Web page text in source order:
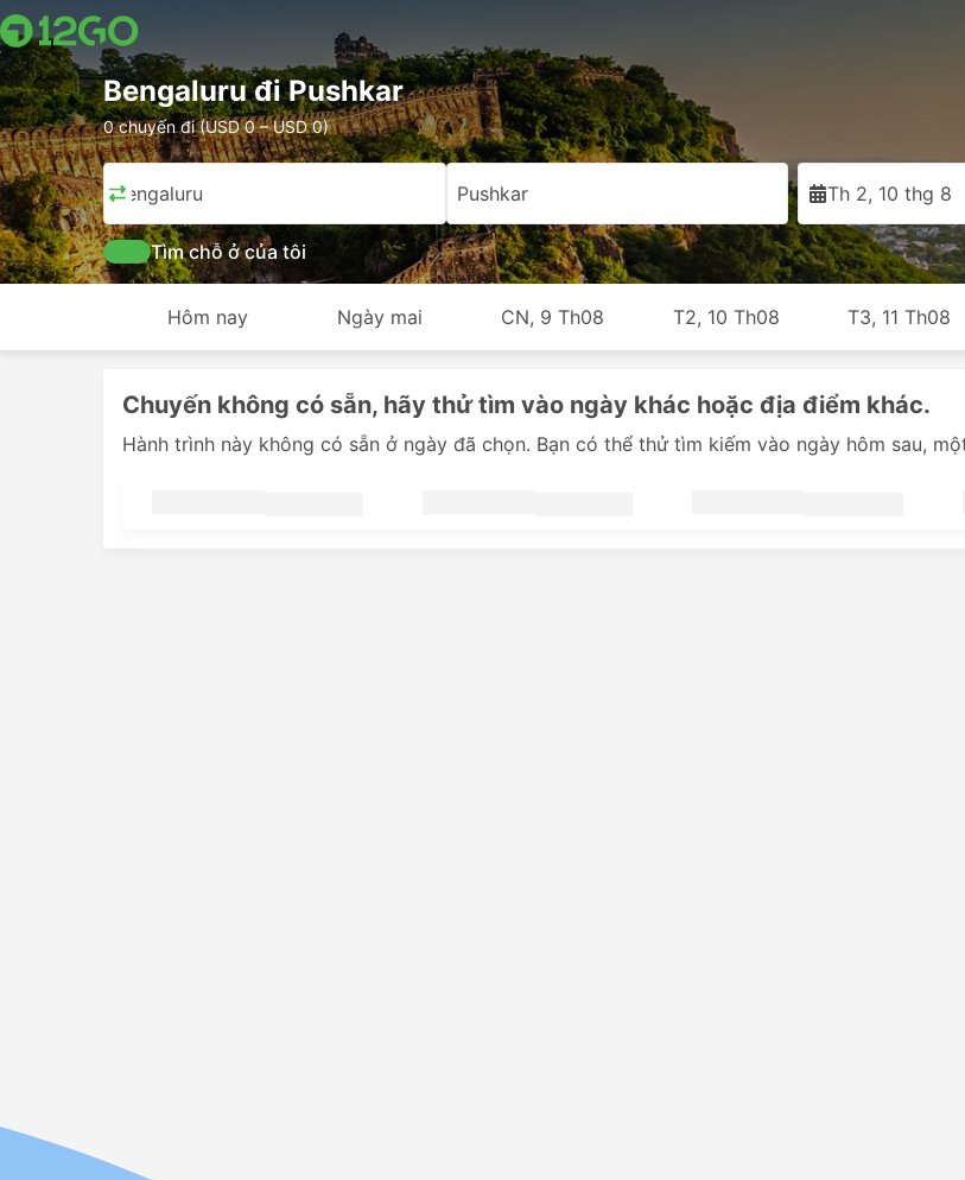
Bengaluru đi Pushkar
0 chuyến đi (USD 0 – USD 0)
Bengaluru Pushkar Th 2, 10 thg 8
Tìm chỗ ở của tôi
Hôm nay Ngày mai CN, 9 Th08 T2, 10 Th08 T3, 11 Th08
Chuyến không có sẵn, hãy thử tìm vào ngày khác hoặc địa điểm khác.
Hành trình này không có sẵn ở ngày đã chọn. Bạn có thể thử tìm kiếm vào ngày hôm sau,